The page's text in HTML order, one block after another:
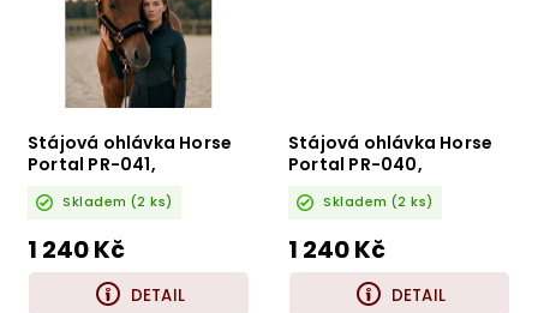
Stájová ohlávka Horse
Portal PR-041,
beránkem
Skladem (2 ks)
1 240 Kč
DETAIL
Stájová ohlávka Horse
Portal PR-040,
Skladem (2 ks)
1 240 Kč
DETAIL